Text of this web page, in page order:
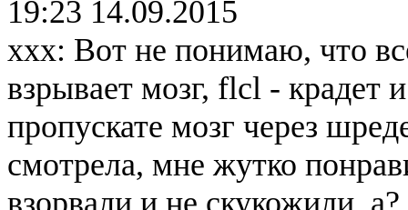
19:23 14.09.2015
xxx: Вот не понимаю, что
взрывает мозг, flcl - крадет
пропускате мозг через
смотрела, мне жутко
взорвали и не скукожили,